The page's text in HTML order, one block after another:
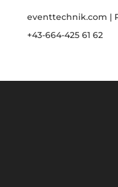
eventtechnik.com |
+43-664-425 61 62